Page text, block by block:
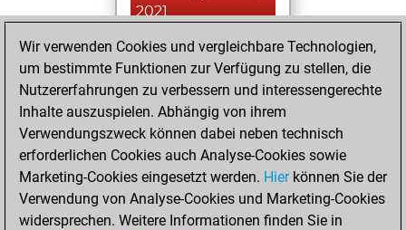
2021
You achieved a
BeautyScore of 20
Fritz
achieved a new Elo
of 1565
Samstag, Juli 24,
2021
Wir verwenden Cookies und vergleichbare Technologien,
um bestimmte Funktionen zur Verfügung zu stellen, die
Nutzererfahrungen zu verbessern und interessengerechte
Inhalte auszuspielen. Abhängig von ihrem
Verwendungszweck können dabei neben technisch
erforderlichen Cookies auch Analyse-Cookies sowie
Marketing-Cookies eingesetzt werden. Hierkönnen Sie der
Verwendung von Analyse-Cookies und Marketing-Cookies
widersprechen. Weitere Informationen finden Sie in